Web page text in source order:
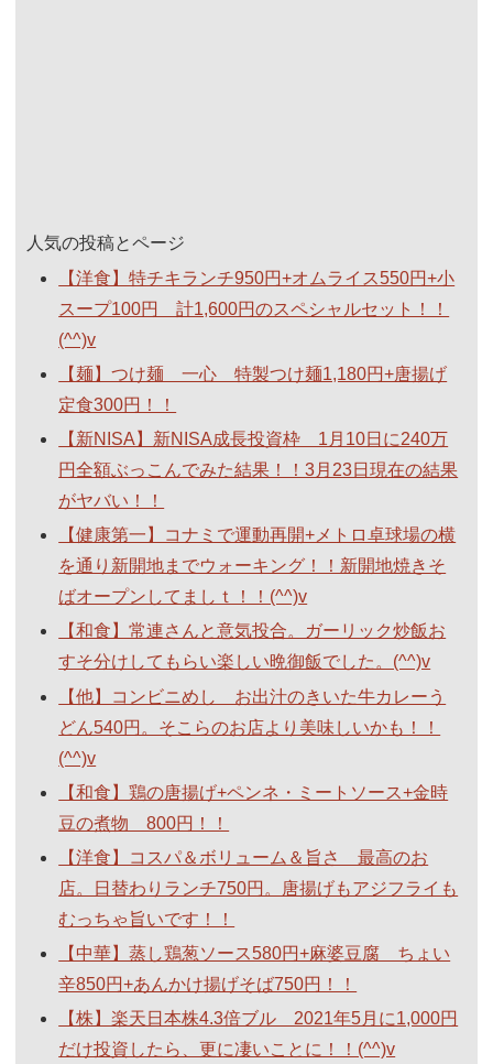
人気の投稿とページ
【洋食】特チキランチ950円+オムライス550円+小
スープ100円 計1,600円のスペシャルセット！！
(^^)v
【麺】つけ麺 一心 特製つけ麺1,180円+唐揚げ
定食300円！！
【新NISA】新NISA成長投資枠 1月10日に240万
円全額ぶっこんでみた結果！！3月23日現在の結果
がヤバい！！
【健康第一】コナミで運動再開+メトロ卓球場の横
を通り新開地までウォーキング！！新開地焼きそ
ばオープンしてましｔ！！(^^)v
【和食】常連さんと意気投合。ガーリック炒飯お
すそ分けしてもらい楽しい晩御飯でした。(^^)v
【他】コンビニめし お出汁のきいた牛カレーう
どん540円。そこらのお店より美味しいかも！！
(^^)v
【和食】鶏の唐揚げ+ペンネ・ミートソース+金時
豆の煮物 800円！！
【洋食】コスパ＆ボリューム＆旨さ 最高のお
店。日替わりランチ750円。唐揚げもアジフライも
むっちゃ旨いです！！
【中華】蒸し鶏葱ソース580円+麻婆豆腐 ちょい
辛850円+あんかけ揚げそば750円！！
【株】楽天日本株4.3倍ブル 2021年5月に1,000円
だけ投資したら、更に凄いことに！！(^^)v